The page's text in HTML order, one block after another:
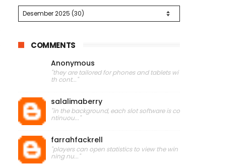
COMMENTS
Anonymous
"they are tailored for phones and tablets wi
th cont..."
salalimaberry
"in the background, each slot software is co
ntinuou..."
farrahfackrell
"players can open statistics to view the win
ning nu..."